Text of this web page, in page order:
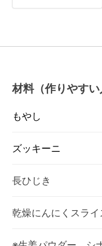
材料（作りやすい
もやし
ズッキーニ
長ひじき
乾燥にんにくスライ